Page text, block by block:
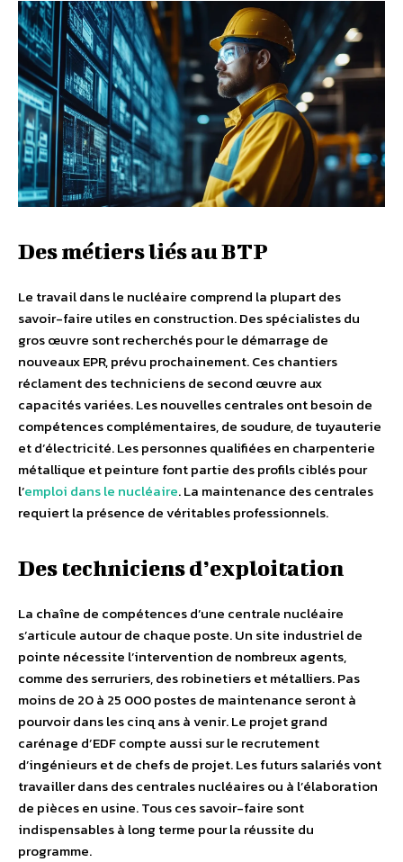
Des métiers liés au BTP
Le travail dans le nucléaire comprend la plupart des
savoir-faire utiles en construction. Des spécialistes du
gros œuvre sont recherchés pour le démarrage de
nouveaux EPR, prévu prochainement. Ces chantiers
réclament des techniciens de second œuvre aux
capacités variées. Les nouvelles centrales ont besoin de
compétences complémentaires, de soudure, de tuyauterie
et d’électricité. Les personnes qualifiées en charpenterie
métallique et peinture font partie des profils ciblés pour
l’emploi dans le nucléaire. La maintenance des centrales
requiert la présence de véritables professionnels.
Des techniciens d’exploitation
La chaîne de compétences d’une centrale nucléaire
s’articule autour de chaque poste. Un site industriel de
pointe nécessite l’intervention de nombreux agents,
comme des serruriers, des robinetiers et métalliers. Pas
moins de 20 à 25 000 postes de maintenance seront à
pourvoir dans les cinq ans à venir. Le projet grand
carénage d’EDF compte aussi sur le recrutement
d’ingénieurs et de chefs de projet. Les futurs salariés vont
travailler dans des centrales nucléaires ou à l’élaboration
de pièces en usine. Tous ces savoir-faire sont
indispensables à long terme pour la réussite du
programme.